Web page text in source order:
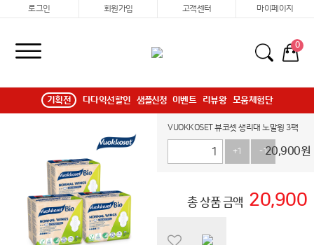
로그인 회원가입 고객센터 마이페이지
0
기획전 다다익선할인 샘플신청 이벤트 리뷰왕 모움체험단
VUOKKOSET 뷰코셋 생리대 노말윙 3팩
+1 -120,900원
총 상품 금액 20,900